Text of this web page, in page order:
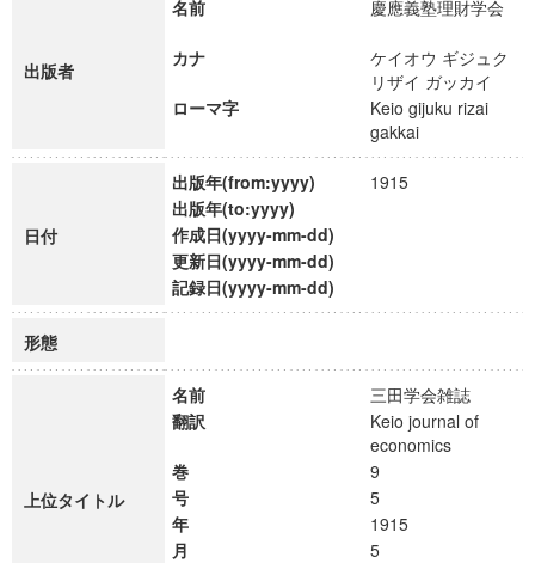
出版者
名前 慶應義塾理財学会
カナ
ケイオウ ギジュク
リザイ ガッカイ
ローマ字
Keio gijuku rizai
gakkai
日付
出版年(from:yyyy)
1915
出版年(to:yyyy)
作成日(yyyy-mm-dd)
更新日(yyyy-mm-dd)
記録日(yyyy-mm-dd)
形態
上位タイトル
名前
三田学会雑誌
翻訳
Keio journal of
economics
巻
9
号
5
年
1915
月
5